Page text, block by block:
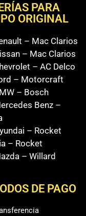
PARA
ORIGINAL
– Mac Clarios
– Mac Clarios
– AC Delco
– Motorcraft
– Bosch
Benz –
– Rocket
– Rocket
– Willard
DE PAGO